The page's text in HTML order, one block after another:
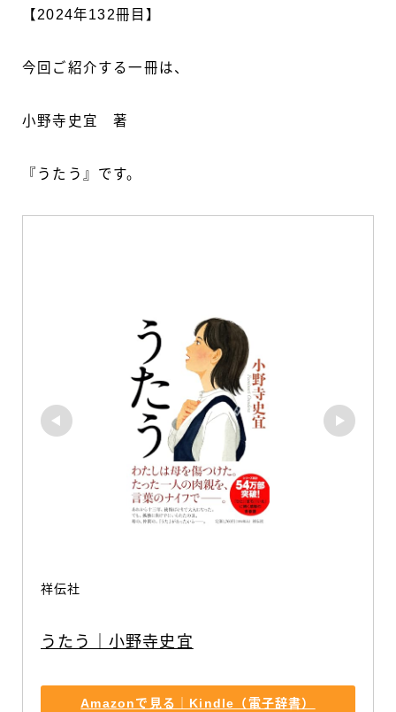
【2024年132冊目】
今回ご紹介する一冊は、
小野寺史宜 著
『うたう』です。
祥伝社
うたう｜小野寺史宜
Amazonで見る｜Kindle（電子辞書）